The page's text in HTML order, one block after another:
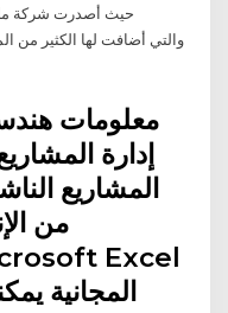
حيث أصدرت شركة
معلومات
إدارة
المشاريع
من
المجانية